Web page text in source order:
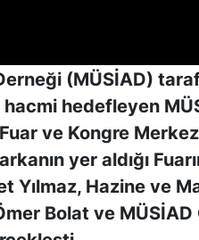
(MÜSİAD)
hedefleyen
ve Kongre
yer aldığı
Yılmaz, Hazine ve
Bolat ve MÜSİAD